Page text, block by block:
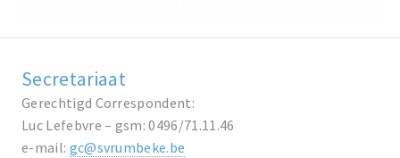
Secretariaat
Gerechtigd Correspondent:
Luc Lefebvre – gsm: 0496/71.11.46
e-mail: gc@svrumbeke.be